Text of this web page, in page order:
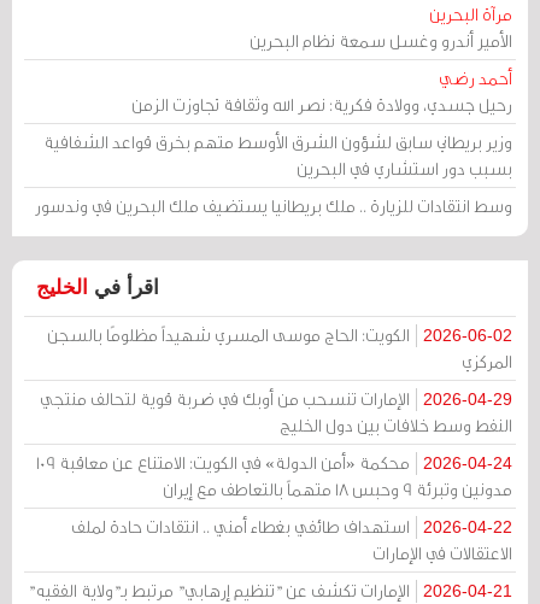
مرآة البحرين
الأمير أندرو وغسل سمعة نظام البحرين
أحمد رضي
رحيل جسدي، وولادة فكرية: نصر الله وثقافة تجاوزت الزمن
وزير بريطاني سابق لشؤون الشرق الأوسط متهم بخرق قواعد الشفافية
بسبب دور استشاري في البحرين
وسط انتقادات للزيارة .. ملك بريطانيا يستضيف ملك البحرين في وندسور
اقرأ في الخليج
2026-06-02
الكويت: الحاج موسى المسري شهيداً مظلومًا بالسجن
المركزي
2026-04-29
الإمارات تنسحب من أوبك في ضربة قوية لتحالف منتجي
النفط وسط خلافات بين دول الخليج
2026-04-24
محكمة «أمن الدولة» في الكويت: الامتناع عن معاقبة 109
مدونين وتبرئة 9 وحبس 18 متهماً بالتعاطف مع إيران
2026-04-22
استهداف طائفي بغطاء أمني .. انتقادات حادة لملف
الاعتقالات في الإمارات
2026-04-21
الإمارات تكشف عن "تنظيم إرهابي" مرتبط بـ"ولاية الفقيه"